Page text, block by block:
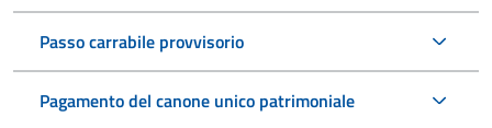
Passo carrabile provvisorio
Pagamento del canone unico patrimoniale